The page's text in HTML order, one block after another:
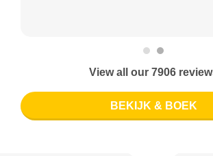
View all our 7906
BEKIJK & BOEK